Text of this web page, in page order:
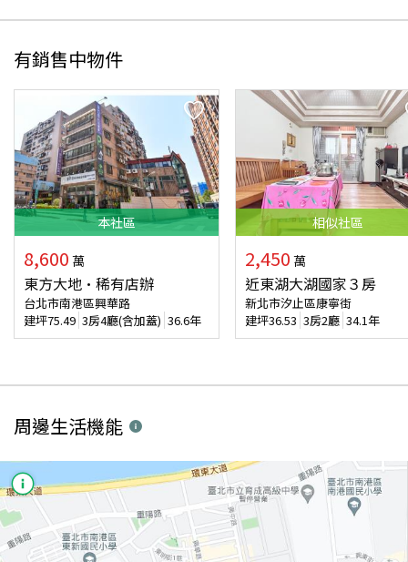
有銷售中物件
本社區
8,600 萬
東方大地•稀有店辦
台北市南港區興華路
建坪75.49 3房4廳(含加蓋) 36.6年
相似社區
2,450 萬
近東湖大湖國家３房
新北市汐止區康寧街
建坪36.53 3房2廳 34.1年
周邊生活機能